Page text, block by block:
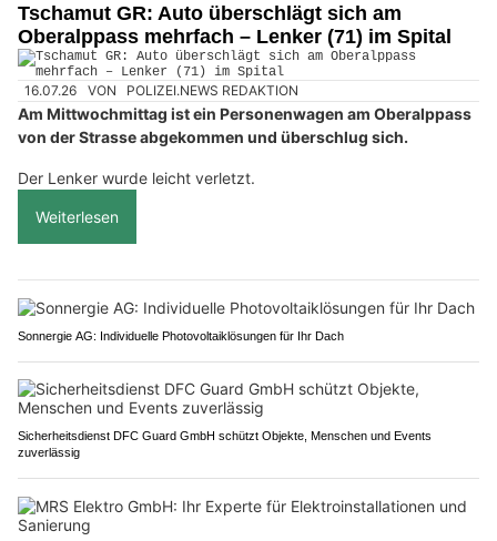
Tschamut GR: Auto überschlägt sich am
Oberalppass mehrfach – Lenker (71) im Spital
16.07.26 VON POLIZEI.NEWS REDAKTION
Am Mittwochmittag ist ein Personenwagen am Oberalppass
von der Strasse abgekommen und überschlug sich.
Der Lenker wurde leicht verletzt.
Weiterlesen
Sonnergie AG: Individuelle Photovoltaiklösungen für Ihr Dach
Sicherheitsdienst DFC Guard GmbH schützt Objekte, Menschen und Events
zuverlässig